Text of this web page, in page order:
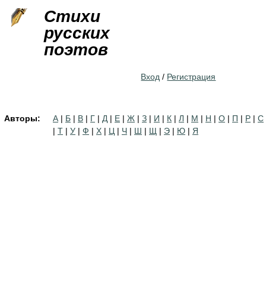
Стихи
русских
поэтов
Вход / Регистрация
Авторы: А | Б | В | Г | Д | Е | Ж | З | И | К | Л | М | Н | О | П | Р | С
| Т | У | Ф | Х | Ц | Ч | Ш | Щ | Э | Ю | Я